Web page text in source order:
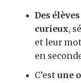
Des
curieux,
et leur
en
C’est une